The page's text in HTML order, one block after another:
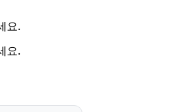
요.
요.